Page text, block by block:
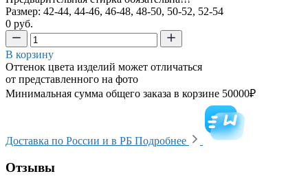
Размер: 42-44, 44-46, 46-48, 48-50, 50-52, 52-54
0 руб.
В корзину
Оттенок цвета изделий может отличаться
от представленного на фото
Минимальная сумма общего заказа в корзине 50000₽
Доставка по России и в РБ Подробнее
Отзывы